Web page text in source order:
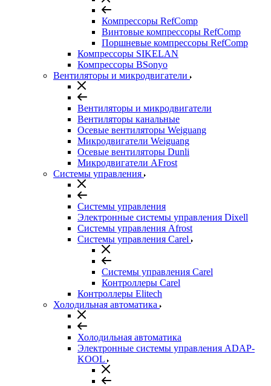
Компрессоры RefComp
Винтовые компрессоры RefComp
Поршневые компрессоры RefComp
Компрессоры SIKELAN
Компрессоры BSonyo
Вентиляторы и микродвигатели
Вентиляторы и микродвигатели
Вентиляторы канальные
Осевые вентиляторы Weiguang
Микродвигатели Weiguang
Осевые вентиляторы Dunli
Микродвигатели AFrost
Системы управления
Системы управления
Электронные системы управления Dixell
Системы управления Afrost
Системы управления Carel
Системы управления Carel
Контроллеры Carel
Контроллеры Elitech
Холодильная автоматика
Холодильная автоматика
Электронные системы управления ADAP-
KOOL